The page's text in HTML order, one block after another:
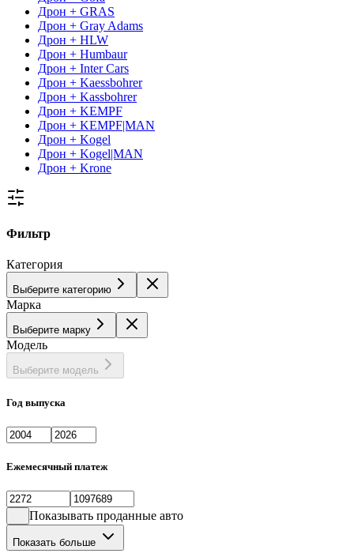
Дрон + GRAS
Дрон + Gray Adams
Дрон + HLW
Дрон + Humbaur
Дрон + Inter Cars
Дрон + Kaessbohrer
Дрон + Kassbohrer
Дрон + KEMPF
Дрон + KEMPF|MAN
Дрон + Kogel
Дрон + Kogel|MAN
Дрон + Krone
Фильтр
Категория
Выберите категорию
Марка
Выберите марку
Модель
Выберите модель
Год выпуска
Ежемесячный платеж
Показывать проданные авто
Показать больше